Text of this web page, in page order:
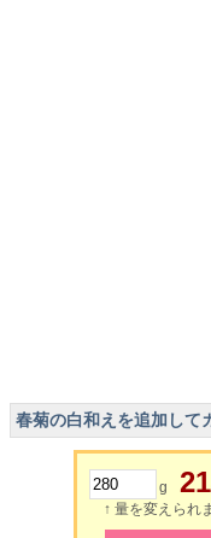
春菊の白和えを追加して
g
↑ 量を変えられ